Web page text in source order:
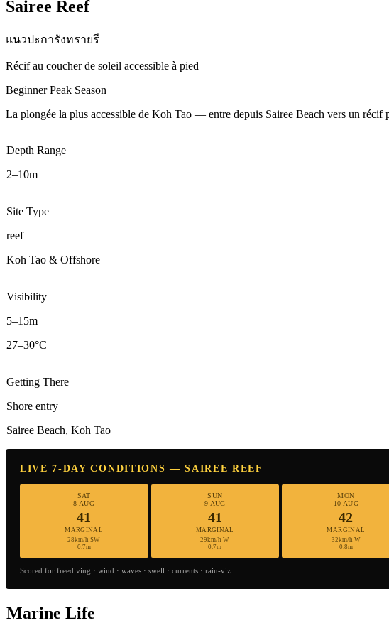
Sairee Reef
แนวปะการังทรายรี
Récif au coucher de soleil accessible à pied
BeginnerPeak Season
La plongée la plus accessible de Koh Tao — entre depuis Sairee Beach vers un récif
Depth Range
2–10m
Site Type
reef
Koh Tao & Offshore
Visibility
5–15m
27–30°C
Getting There
Shore entry
Sairee Beach, Koh Tao
LIVE 7-DAY CONDITIONS — SAIREE REEF
SAT
8 AUG
41
MARGINAL
28km/h SW
0.7m
SUN
9 AUG
41
MARGINAL
29km/h W
0.7m
MON
10 AUG
42
MARGINAL
32km/h W
0.8m
Scored for freediving · wind · waves · swell · currents · rain-viz
Marine Life